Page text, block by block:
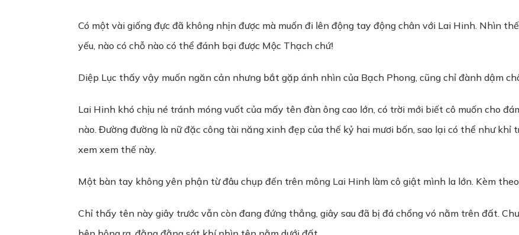
Có một vài giống đực đã không nhịn được mà muốn đi lên động tay động chân với Lai Hinh. Nhìn
yếu, nào có chỗ nào có thể đánh bại được Mộc Thạch chứ!
Diệp Lục thấy vậy muốn ngăn cản nhưng bắt gặp ánh nhìn của Bạch Phong, cũng chỉ đành dậm
Lai Hinh khó chịu né tránh móng vuốt của mấy tên đàn ông cao lớn, có trời mới biết cô muốn cho
nào. Đường đường là nữ đặc công tài năng xinh đẹp của thế kỷ hai mươi bốn, sao lại có thể như khỉ
xem xem thế này.
Một bàn tay không yên phận từ đâu chụp đến trên mông Lai Hinh làm cô giật mình la lớn. Kèm
Chỉ thấy tên này giây trước vẫn còn đang đứng thẳng, giây sau đã bị đá chổng vó nằm trên đất.